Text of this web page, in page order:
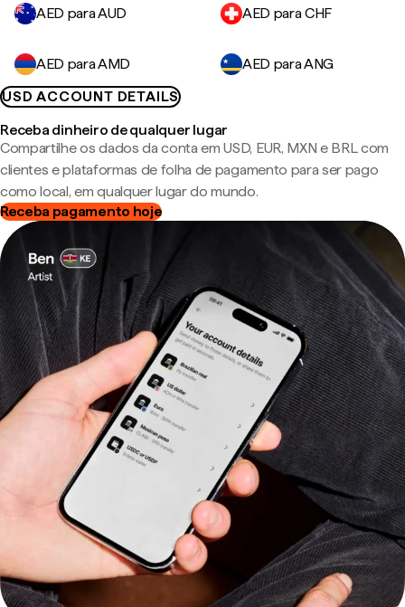
AED para AUD AED para CHF
AED para AMD
AED para ANG
USD ACCOUNT DETAILS
Receba dinheiro de qualquer lugar
Compartilhe os dados da conta em USD, EUR, MXN e BRL com
clientes e plataformas de folha de pagamento para ser pago
como local, em qualquer lugar do mundo.
Receba pagamento hoje